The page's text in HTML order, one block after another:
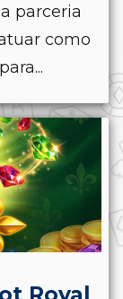
parceria
como
Royal